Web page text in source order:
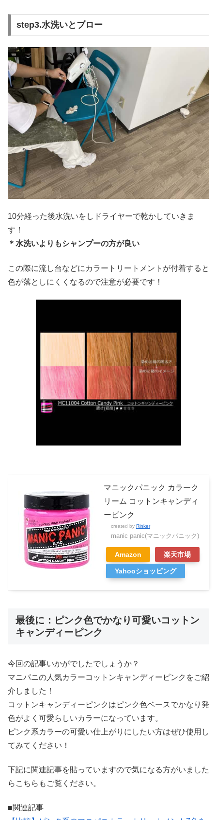
step3.水洗いとブロー
10分経った後水洗いをしドライヤーで乾かしていきま
す！
＊水洗いよりもシャンプーの方が良い
この際に流し台などにカラートリートメントが付着すると
色が落としにくくなるので注意が必要です！
マニックパニック カラーク
リーム コットンキャンディ
ーピンク
created by Rinker
manic panic(マニックパニック)
Amazon 楽天市場
Yahooショッピング
最後に：ピンク色でかなり可愛いコットン
キャンディーピンク
今回の記事いかがでしたでしょうか？
マニパニの人気カラーコットンキャンディーピンクをご紹
介しました！
コットンキャンディーピンクはピンク色ベースでかなり発
色がよく可愛らしいカラーになっています。
ピンク系カラーの可愛い仕上がりにしたい方はぜひ使用し
てみてください！
下記に関連記事を貼っていますので気になる方がいました
らこちらもご覧ください。
■関連記事